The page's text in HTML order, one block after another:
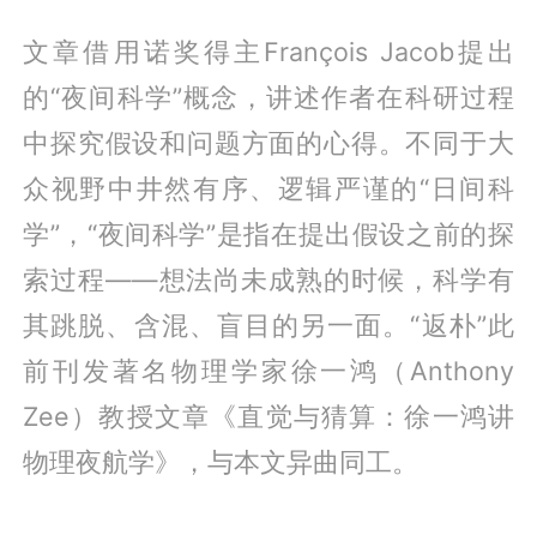
文章借用诺奖得主François Jacob提出
的“夜间科学”概念，讲述作者在科研过程
中探究假设和问题方面的心得。不同于大
众视野中井然有序、逻辑严谨的“日间科
学”，“夜间科学”是指在提出假设之前的探
索过程——想法尚未成熟的时候，科学有
其跳脱、含混、盲目的另一面。“返朴”此
前刊发著名物理学家徐一鸿（Anthony
Zee）教授文章《直觉与猜算：徐一鸿讲
物理夜航学》，与本文异曲同工。